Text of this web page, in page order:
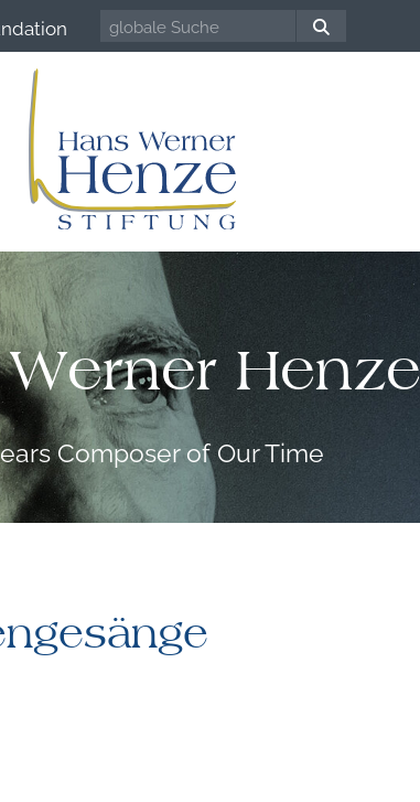
Henze
Composer of Our Time